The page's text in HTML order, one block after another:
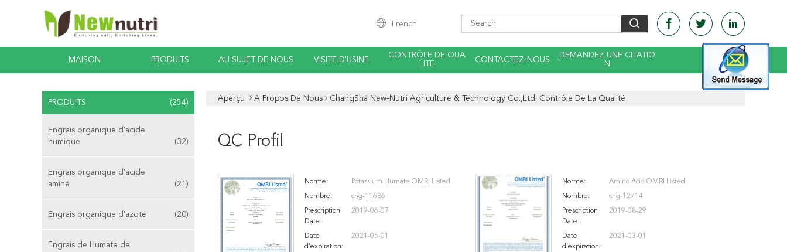
French
MAISON PRODUITS AU SUJET DE NOUS VISITE D'USINE
CONTRÔLE DE QUA
LITÉ
CONTACTEZ-NOUS
DEMANDEZ UNE CITATIO
N
PRODUITS (254)
Engrais organique d'acide
humique
(32)
Engrais organique d'acide
aminé
(21)
Engrais organique d'azote (20)
Engrais de Humate de
Aperçu A Propos De Nous ChangSha New-Nutri Agriculture & Technology Co.,Ltd. Contrôle De La Qualité
QC Profil
Norme: Potassium Humate OMRI Listed
Nombre: chg-11686
Prescription
Date:
2019-06-07
Date
d'expiration:
2021-05-01
Norme: Amino Acid OMRI Listed
Nombre: chg-12714
Prescription
Date:
2019-08-29
Date
d'expiration:
2021-03-01